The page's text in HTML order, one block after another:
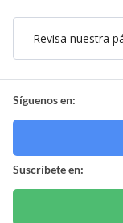
Revisa nuestra
Síguenos en:
Suscríbete en: